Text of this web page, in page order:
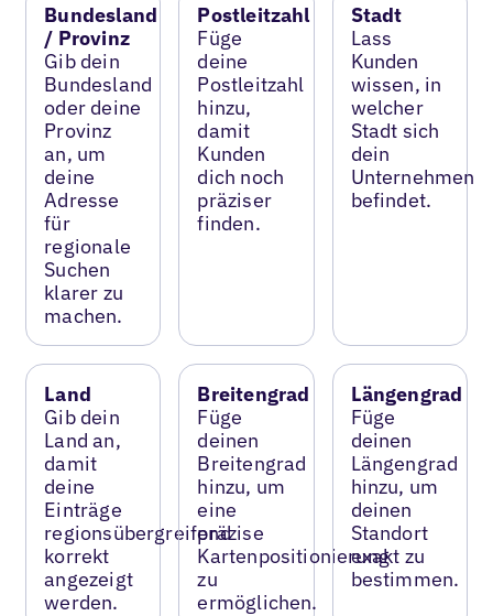
Bundesland
/ Provinz
Gib dein
Bundesland
oder deine
Provinz
an, um
deine
Adresse
für
regionale
Suchen
klarer zu
machen.
Postleitzahl
Füge
deine
Postleitzahl
hinzu,
damit
Kunden
dich noch
präziser
finden.
Stadt
Lass
Kunden
wissen, in
welcher
Stadt sich
dein
Unternehmen
befindet.
Land
Gib dein
Land an,
damit
deine
Einträge
regionsübergreifend
korrekt
angezeigt
werden.
Breitengrad
Füge
deinen
Breitengrad
hinzu, um
eine
präzise
Kartenpositionierung
zu
ermöglichen.
Längengrad
Füge
deinen
Längengrad
hinzu, um
deinen
Standort
exakt zu
bestimmen.